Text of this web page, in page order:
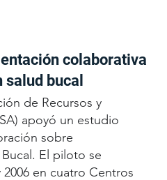
colaborativa
bucal
de Recursos y
apoyó un estudio
sobre
El piloto se
en cuatro Centros